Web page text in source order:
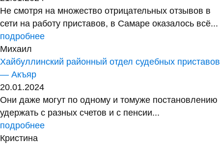
Не смотря на множество отрицательных отзывов в
сети на работу приставов, в Самаре оказалось всё...
подробнее
Михаил
Хайбуллинский районный отдел судебных приставов
— Акъяр
20.01.2024
Они даже могут по одному и томуже постановлению
удержать с разных счетов и с пенсии...
подробнее
Кристина